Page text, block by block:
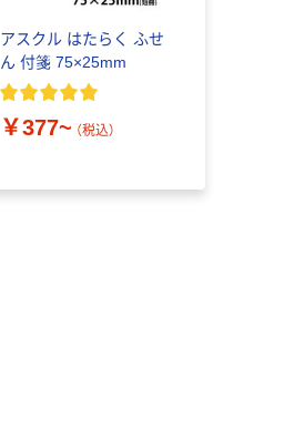
アスクル はたらく ふせ
ん 付箋 75×25mm
￥377~ （税込）